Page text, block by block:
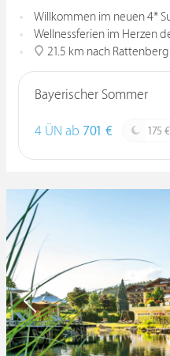
Willkommen im neuen 4*
Wellnessferien im Herzen
21.5 km nach Rattenberg
Bayerischer Sommer
4 ÜN ab 701 € 175